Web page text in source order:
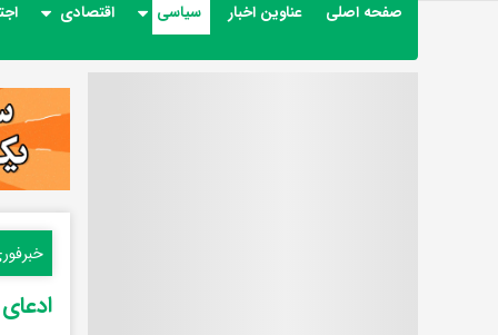
صفحه اصلی عناوین اخبار سیاسی اقتصادی